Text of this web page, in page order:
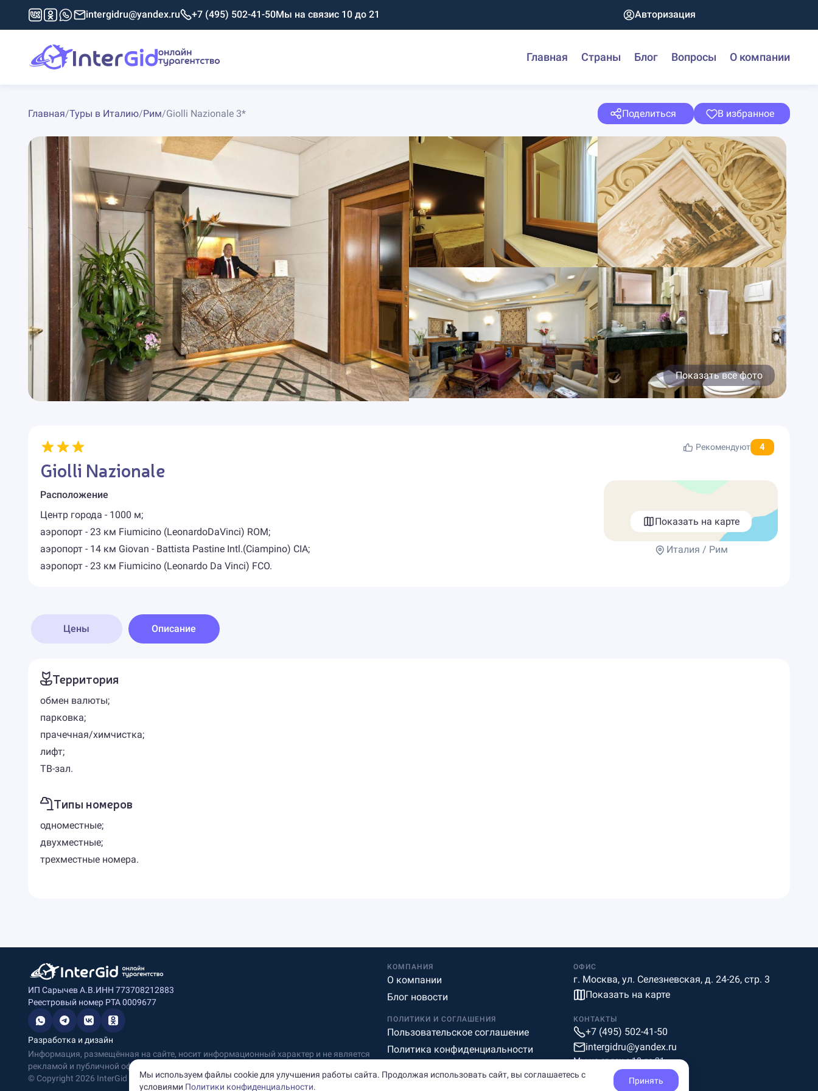
intergidru@yandex.ru +7 (495) 502-41-50Мы на связис 10 до 21 Авторизация
Главная Страны Блог Вопросы О компании
Главная/Туры в Италию/Рим/Giolli Nazionale 3* Поделиться В избранное
Показать все фото
Рекомендуют 4
Giolli Nazionale
Расположение
Центр города - 1000 м;
аэропорт - 23 км Fiumicino (LeonardoDaVinci) ROM;
аэропорт - 14 км Giovan - Battista Pastine Intl.(Ciampino) CIA;
аэропорт - 23 км Fiumicino (Leonardo Da Vinci) FCO.
Показать на карте
Италия / Рим
Цены Описание
Территория
обмен валюты;
парковка;
прачечная/химчистка;
лифт;
ТВ-зал.
Типы номеров
одноместные;
двухместные;
трехместные номера.
ИП Сарычев А.В.ИНН 773708212883
Реестровый номер РТА 0009677
Разработка и дизайн
Информация, размещённая на сайте, носит информационный характер и не является
рекламой и публичной офертой.
© Copyright 2026 InterGid Все права защищены.
КОМПАНИЯ
О компании
Блог новости
ОФИС
г. Москва, ул. Селезневская, д. 24-26, стр. 3
Показать на карте
ПОЛИТИКИ И СОГЛАШЕНИЯ
Пользовательское соглашение
Политика конфиденциальности
КОНТАКТЫ
+7 (495) 502-41-50
intergidru@yandex.ru
Мы на связи c 10 до 21
Мы используем файлы cookie для улучшения работы сайта. Продолжая использовать сайт, вы соглашаетесь с
условиями Политики конфиденциальности.
Принять